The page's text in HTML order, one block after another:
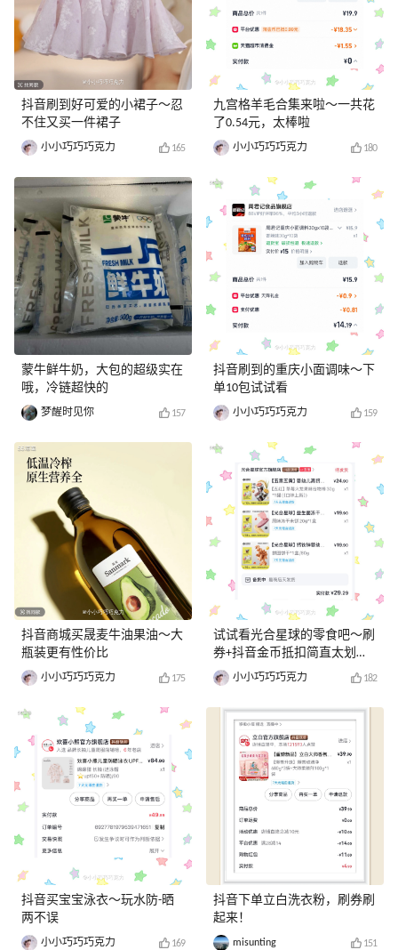
抖音刷到好可爱的小裙子～忍
不住又买一件裙子
小小巧巧巧克力 165
蒙牛鲜牛奶，大包的超级实在
哦，冷链超快的
梦醒时见你 157
抖音商城买晟麦牛油果油～大
瓶装更有性价比
小小巧巧巧克力 175
抖音买宝宝泳衣～玩水防-晒
两不误
小小巧巧巧克力 169
九宫格羊毛合集来啦～一共花
了0.54元，太棒啦
小小巧巧巧克力 180
抖音刷到的重庆小面调味～下
单10包试试看
小小巧巧巧克力 159
试试看光合星球的零食吧～刷
券+抖音金币抵扣简直太划算
啦
小小巧巧巧克力 182
抖音下单立白洗衣粉，刷券刷
起来！
misunting 151